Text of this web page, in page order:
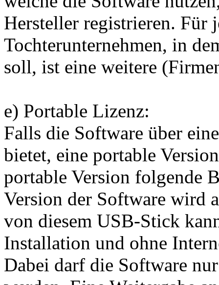
Hersteller registrieren. Für
Tochterunternehmen, in
soll, ist eine weitere
e) Portable Lizenz:
Falls die Software über
bietet, eine portable
portable Version folgende
Version der Software wird
von diesem USB-Stick
Installation und ohne
Dabei darf die Software